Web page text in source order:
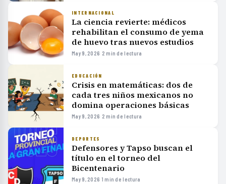
INTERNACIONAL
La ciencia revierte: médicos
rehabilitan el consumo de yema
de huevo tras nuevos estudios
May 9, 2026· 2 min de lectura
EDUCACIÓN
Crisis en matemáticas: dos de
cada tres niños mexicanos no
domina operaciones básicas
May 9, 2026· 2 min de lectura
DEPORTES
Defensores y Tapso buscan el
título en el torneo del
Bicentenario
May 9, 2026·1 min de lectura